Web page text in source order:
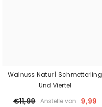
Walnuss Natur | Schmetterling
Und Viertel
€11,99 Anstelle von 9,99